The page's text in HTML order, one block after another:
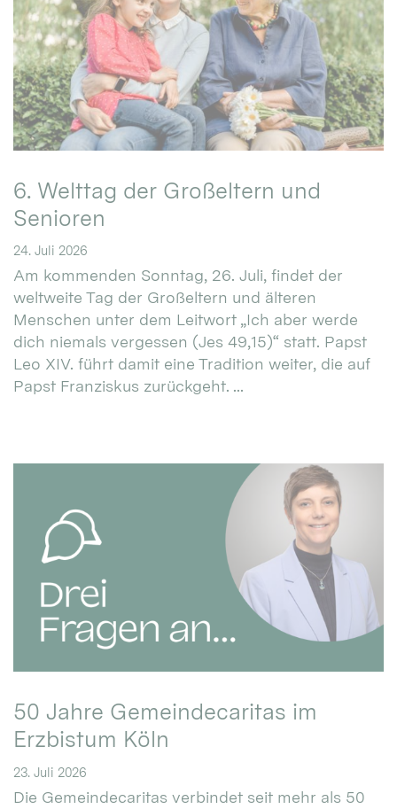
6. Welttag der Großeltern und
Senioren
24. Juli 2026
Am kommenden Sonntag, 26. Juli, findet der
weltweite Tag der Großeltern und älteren
Menschen unter dem Leitwort „Ich aber werde
dich niemals vergessen (Jes 49,15)“ statt. Papst
Leo XIV. führt damit eine Tradition weiter, die auf
Papst Franziskus zurückgeht. ...
50 Jahre Gemeindecaritas im
Erzbistum Köln
23. Juli 2026
Die Gemeindecaritas verbindet seit mehr als 50